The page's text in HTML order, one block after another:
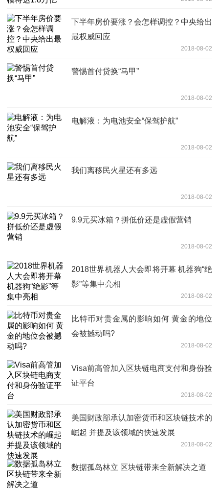
下半年房价要涨？会怎样调控？中央给出
最权威回应
2018-08-02
警惕首付贷换“马甲”
2018-08-02
电解液：为电池安全“保驾护航”
2018-08-02
我们离移民火星还有多远
2018-08-02
9.9元买冰箱？拼低价还是虚假营销
2018-08-02
2018世界机器人大会即将开幕 机器狗“绝
影”等集中亮相
2018-08-02
比特币对贵金属的影响如何 黄金的地位
会被撼动吗?
2018-08-02
Visa前高管加入区块链电商支付和身份验
证平台
2018-08-02
美国财政部承认加密货币和区块链技术的
崛起 并提及该领域的快速发展
2018-08-02
数据孤岛林立 区块链带来全新解决之道